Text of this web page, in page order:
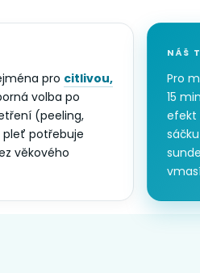
pro citlivou,
volba po
(peeling,
pleť potřebuje
věkového
NÁŠ
Pro
15
efekt